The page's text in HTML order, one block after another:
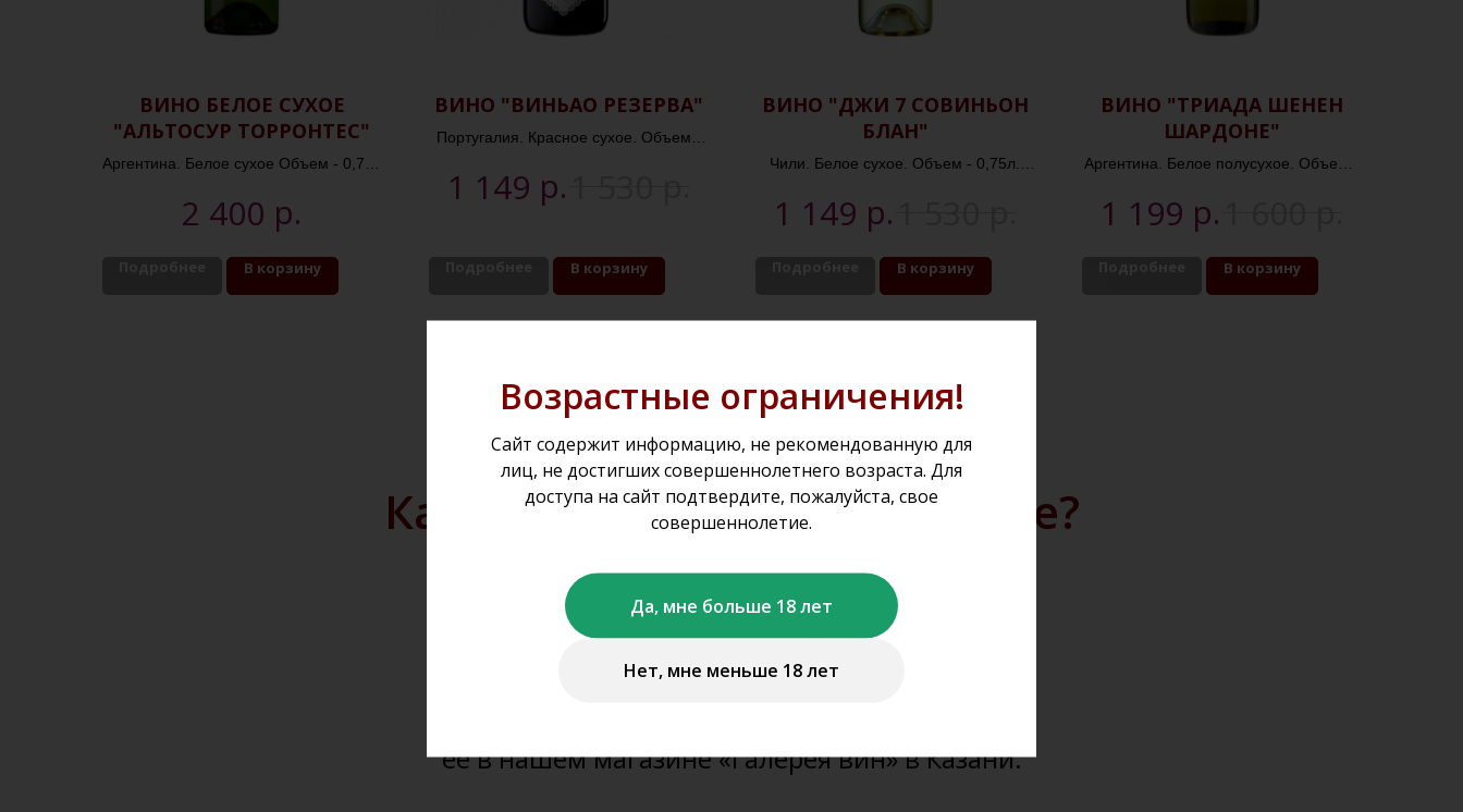
Возрастные ограничения!
Сайт содержит информацию, не рекомендованную для
лиц, не достигших совершеннолетнего возраста. Для
доступа на сайт подтвердите, пожалуйста, свое
совершеннолетие.
Да, мне больше 18 лет
Нет, мне меньше 18 лет
ВИНО БЕЛОЕ СУХОЕ
"АЛЬТОСУР ТОРРОНТЕС"
Аргентина. Белое сухое Объем - 0,75л
2 400 р.
В корзину
ВИНО "ВИНЬАО РЕЗЕРВА"
Португалия. Красное сухое. Объем -
1 149 р.
В корзину
ВИНО "ДЖИ 7 СОВИНЬОН
БЛАН"
Чили. Белое сухое. Объем - 0,75л.
1 149 р.
В корзину
ВИНО "ТРИАДА ШЕНЕН
ШАРДОНЕ"
Аргентина. Белое полусухое. Объем -
1 199 р.
В корзину
Как оформить заказ на сайте?
Мы не осуществляем дистанционную продажу
и доставку алкогольной и табачной продукции.
Вы можете забронировать представленную на
её в нашем магазине «Галерея вин» в Казани.